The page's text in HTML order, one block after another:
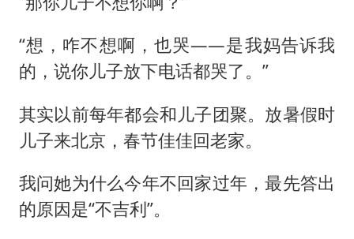
“想，咋不想啊，也哭——是我妈告诉我
的，说你儿子放下电话都哭了。”
其实以前每年都会和儿子团聚。放暑假时
儿子来北京，春节佳佳回老家。
我问她为什么今年不回家过年，最先答出
的原因是“不吉利”。